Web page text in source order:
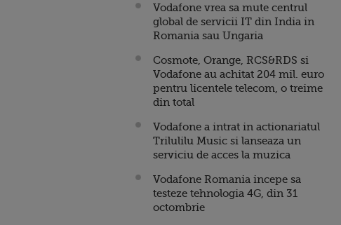
Vodafone vrea sa mute centrul
global de servicii IT din India in
Romania sau Ungaria
Cosmote, Orange, RCS&RDS si
Vodafone au achitat 204 mil. euro
pentru licentele telecom, o treime
din total
Vodafone a intrat in actionariatul
Trilulilu Music si lanseaza un
serviciu de acces la muzica
Vodafone Romania incepe sa
testeze tehnologia 4G, din 31
octombrie